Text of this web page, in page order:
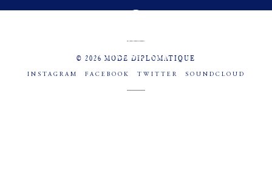
© 2026 MODE DIPLOMATIQUE
INSTAGRAM FACEBOOK TWITTER SOUNDCLOUD